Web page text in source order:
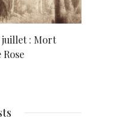
juillet : Mort